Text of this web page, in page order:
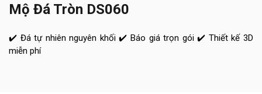
Mộ Đá Tròn DS060
✔️ Đá tự nhiên nguyên khối ✔️ Báo giá trọn gói ✔️ Thiết kế 3D
miễn phí